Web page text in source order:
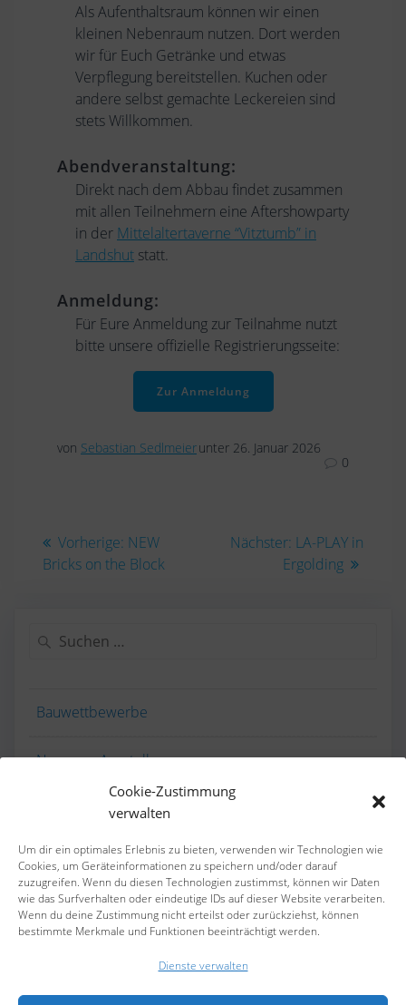
Cookie-Zustimmung
verwalten
Um dir ein optimales Erlebnis zu bieten, verwenden wir Technologien wie
Cookies, um Geräteinformationen zu speichern und/oder darauf
zuzugreifen. Wenn du diesen Technologien zustimmst, können wir Daten
wie das Surfverhalten oder eindeutige IDs auf dieser Website verarbeiten.
Wenn du deine Zustimmung nicht erteilst oder zurückziehst, können
bestimmte Merkmale und Funktionen beeinträchtigt werden.
Dienste verwalten
Als Aufenthaltsraum können wir einen
kleinen Nebenraum nutzen. Dort werden
wir für Euch Getränke und etwas
Verpflegung bereitstellen. Kuchen oder
andere selbst gemachte Leckereien sind
stets Willkommen.
Abendveranstaltung:
Direkt nach dem Abbau findet zusammen
mit allen Teilnehmern eine Aftershowparty
in der Mittelaltertaverne “Vitztumb” in
Landshut statt.
Anmeldung:
Für Eure Anmeldung zur Teilnahme nutzt
bitte unsere offizielle Registrierungsseite:
Zur Anmeldung
von Sebastian Sedlmeierunter 26. Januar 2026
0
Beitragsnavigation
Vorherige: Vorheriger
Beitrag:
NEW
Bricks on the Block
Nächster: Nächster
Beitrag:
LA-PLAY in
Ergolding
Suchen
Bauwettbewerbe
Neues zu Ausstellungen
Rund um den Verein
ARCHIV
Archiv